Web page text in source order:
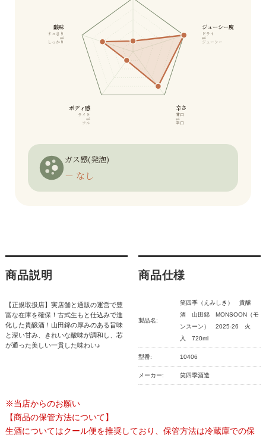
ジューシー度
ドライ
⇄
ジューシー
辛さ
甘口
⇄
辛口
ボディ感
ライト
⇄
フル
酸味
すっきり
⇄
しっかり
ガス感(発泡)
－ なし
商品説明
【正規取扱店】実店舗と通販の運営で豊
富な在庫を確保！古式生もと仕込みで進
化した貴醸酒！山田錦の厚みのある旨味
と深い甘み、きれいな酸味が調和し、芯
が通った美しい一貫した味わい♪
商品仕様
製品名:
笑四季（えみしき） 貴醸
酒 山田錦 MONSOON（モ
ンスーン） 2025-26 火
入 720ml
型番: 10406
メーカー: 笑四季酒造
※当店からのお願い
【商品の保管方法について】
生酒についてはクール便を推奨しており、保管方法は冷蔵庫での保